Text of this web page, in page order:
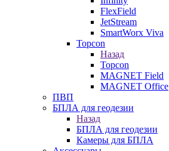
FlexField
JetStream
SmartWorx Viva
Topcon
Назад
Topcon
MAGNET Field
MAGNET Office
ПВП
БПЛА для геодезии
Назад
БПЛА для геодезии
Камеры для БПЛА